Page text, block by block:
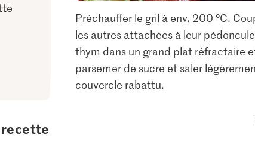
Préchauffer le gril à env. 200 °C.
les autres attachées à leur
thym dans un grand plat réfractaire
parsemer de sucre et saler
couvercle rabattu.